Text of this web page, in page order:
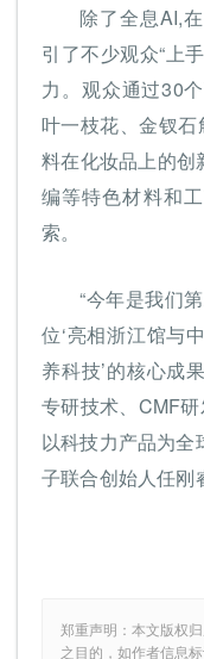
除了全息AI,
引了不少观众“上
力。观众通过30
叶一枝花、金钗
料在化妆品上的创
编等特色材料和
索。
“今年是我们
位‘亮相浙江馆与
养科技’的核心成
专研技术、CMF
以科技力产品为全
子联合创始人任刚
郑重声明：本文版权
之目的，如作者信息